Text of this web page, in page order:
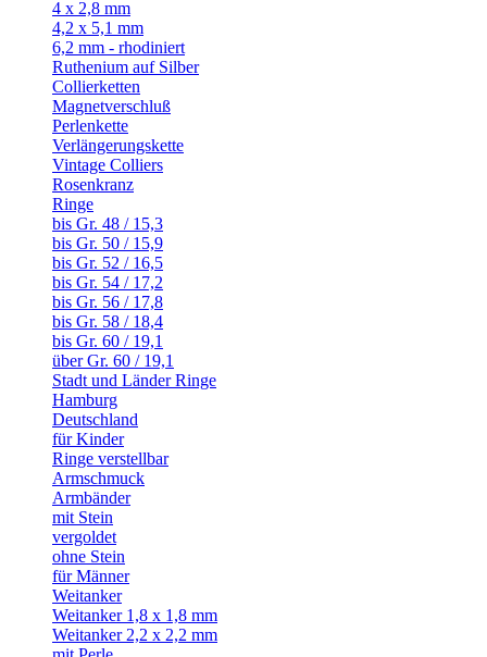
4 x 2,8 mm
4,2 x 5,1 mm
6,2 mm - rhodiniert
Ruthenium auf Silber
Collierketten
Magnetverschluß
Perlenkette
Verlängerungskette
Vintage Colliers
Rosenkranz
Ringe
bis Gr. 48 / 15,3
bis Gr. 50 / 15,9
bis Gr. 52 / 16,5
bis Gr. 54 / 17,2
bis Gr. 56 / 17,8
bis Gr. 58 / 18,4
bis Gr. 60 / 19,1
über Gr. 60 / 19,1
Stadt und Länder Ringe
Hamburg
Deutschland
für Kinder
Ringe verstellbar
Armschmuck
Armbänder
mit Stein
vergoldet
ohne Stein
für Männer
Weitanker
Weitanker 1,8 x 1,8 mm
Weitanker 2,2 x 2,2 mm